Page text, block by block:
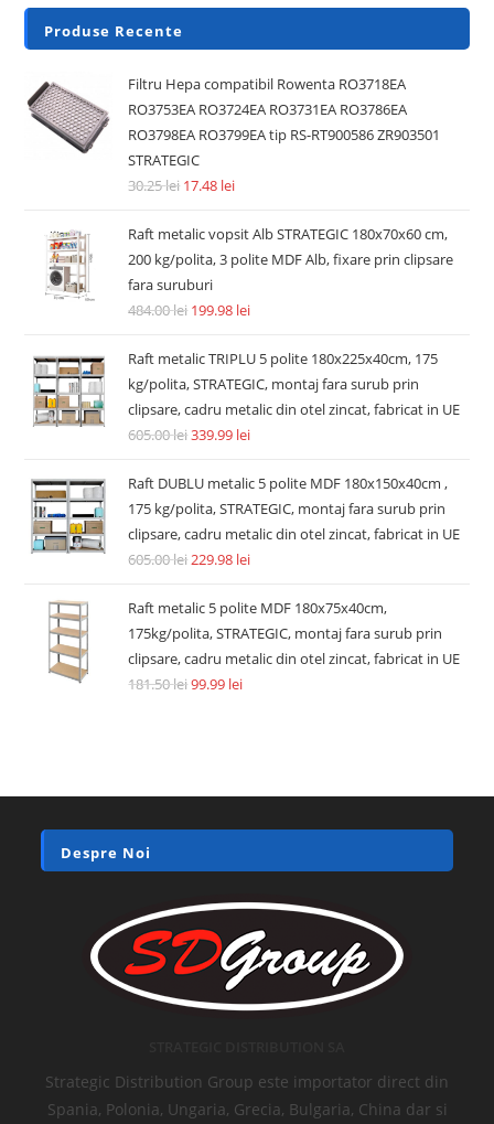
Produse Recente
Filtru Hepa compatibil Rowenta RO3718EA
RO3753EA RO3724EA RO3731EA RO3786EA
RO3798EA RO3799EA tip RS-RT900586 ZR903501
STRATEGIC
30.25lei 17.48 lei
Raft metalic vopsit Alb STRATEGIC 180x70x60 cm,
200 kg/polita, 3 polite MDF Alb, fixare prin clipsare
fara suruburi
484.00lei 199.98 lei
Raft metalic TRIPLU 5 polite 180x225x40cm, 175
kg/polita, STRATEGIC, montaj fara surub prin
clipsare, cadru metalic din otel zincat, fabricat in UE
605.00lei339.99 lei
Raft DUBLU metalic 5 polite MDF 180x150x40cm ,
175 kg/polita, STRATEGIC, montaj fara surub prin
clipsare, cadru metalic din otel zincat, fabricat in UE
605.00lei229.98 lei
Raft metalic 5 polite MDF 180x75x40cm,
175kg/polita, STRATEGIC, montaj fara surub prin
clipsare, cadru metalic din otel zincat, fabricat in UE
181.50lei99.99 lei
Despre Noi
Strategic Distribution Group este importator direct din
Spania, Polonia, Ungaria, Grecia, Bulgaria, China dar si